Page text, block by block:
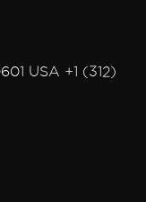
USA +1 (312)